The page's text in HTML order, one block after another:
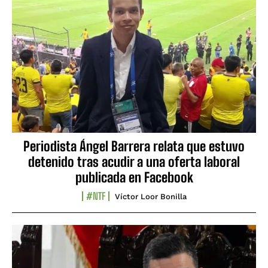
Periodista Ángel Barrera relata que estuvo
detenido tras acudir a una oferta laboral
publicada en Facebook
#NTF Víctor Loor Bonilla